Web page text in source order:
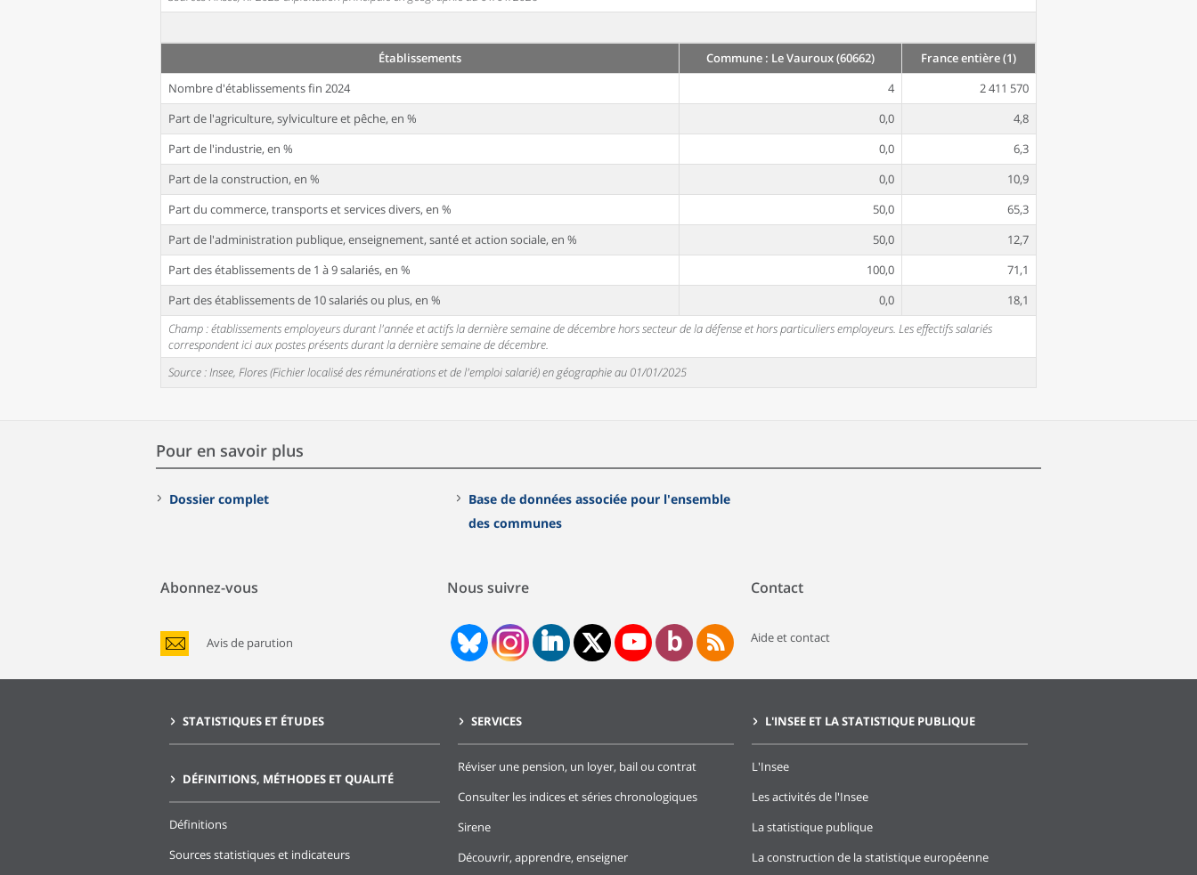
Établissements Commune : Le Vauroux (60662)
France entière (1)
Nombre d'établissements fin 2024
4
2 411 570
Part de l'agriculture, sylviculture et pêche, en %
0,0
4,8
Part de l'industrie, en %
0,0
6,3
Part de la construction, en %
0,0
10,9
Part du commerce, transports et services divers, en %
50,0
65,3
Part de l'administration publique, enseignement, santé et action sociale, en %
50,0
12,7
Part des établissements de 1 à 9 salariés, en %
100,0
71,1
Part des établissements de 10 salariés ou plus, en %
0,0
18,1
Champ : établissements employeurs durant l'année et actifs la dernière semaine de décembre hors secteur de la défense et hors particuliers employeurs. Les effectifs salariés
correspondent ici aux postes présents durant la dernière semaine de décembre.
Source : Insee, Flores (Fichier localisé des rémunérations et de l'emploi salarié) en géographie au 01/01/2025
Pour en savoir plus
Dossier complet
Base de données associée pour l'ensemble
des communes
Abonnez-vous
Avis de parution
Nous suivre Contact
Aide et contact
STATISTIQUES ET ÉTUDES
DÉFINITIONS, MÉTHODES ET QUALITÉ
Définitions
Sources statistiques et indicateurs
SERVICES
Réviser une pension, un loyer, bail ou contrat
Consulter les indices et séries chronologiques
Sirene
Découvrir, apprendre, enseigner
L'INSEE ET LA STATISTIQUE PUBLIQUE
L'Insee
Les activités de l'Insee
La statistique publique
La construction de la statistique européenne